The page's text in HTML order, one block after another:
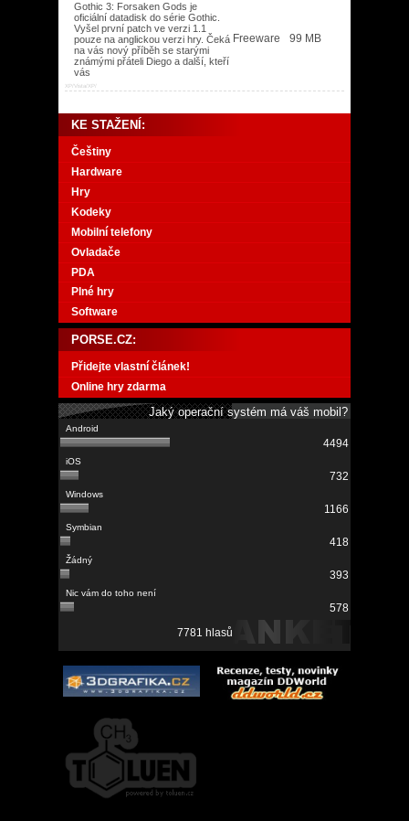
Gothic 3: Forsaken Gods je
oficiální datadisk do série Gothic.
Vyšel první patch ve verzi 1.1
pouze na anglickou verzi hry. Čeká
na vás nový příběh se starými
známými přáteli Diego a další, kteří
vás
XP/Vista/XP/
Freeware 99 MB
KE STAŽENÍ:
Češtiny
Hardware
Hry
Kodeky
Mobilní telefony
Ovladače
PDA
Plné hry
Software
PORSE.CZ:
Přidejte vlastní článek!
Online hry zdarma
Jaký operační systém má váš mobil?
4494
732
1166
418
393
578
7781 hlasů